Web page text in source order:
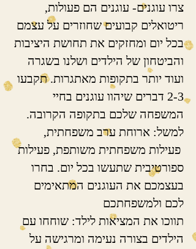
צרו עוגנים- עוגנים הם פעולות,
ריטואלים קבועים שחוזרים על עצמם
בכל יום ומחזקים את תחושת היציבות
והביטחון של הילדים ושלנו בשגרה
ועוד יותר בתקופות מאתגרות. תקבעו
2-3 דברים שיהוו עוגנים בחיי
המשפחה שלכם בתקופה הקרובה.
למשל: ארוחת ערב משפחתית,
פעילות משפחתית משותפת, פעילות
ספורטיבית שתעשו בכל יום. בחרו
בעצמכם את העוגנים המתאימים
לכם ולמשפחתכם
תווכו את המציאות לילד: שוחחו עם
הילדים בצורה נעימה ומרגישה על